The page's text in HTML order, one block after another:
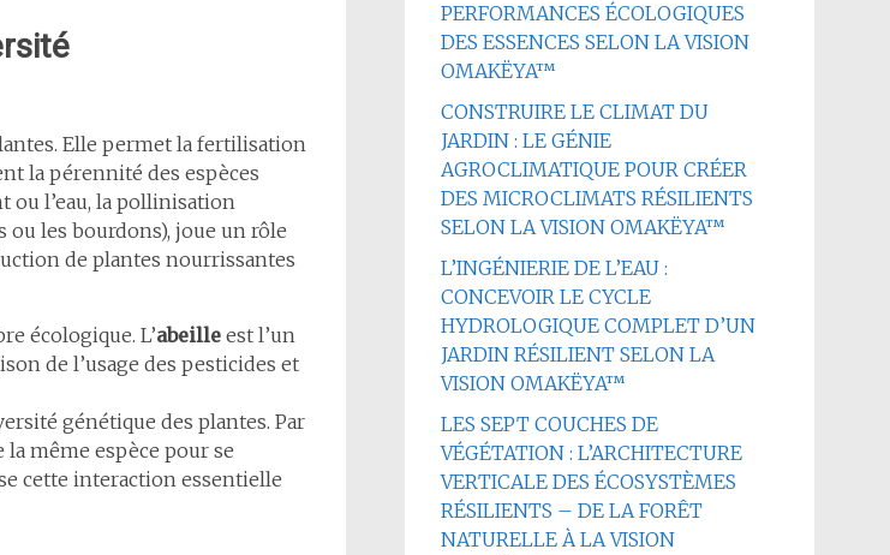
Elle permet la fertilisation
la pérennité des espèces
ou l’eau, la pollinisation
ou les bourdons), joue un rôle
de plantes nourrissantes
écologique. L’abeille est l’un
de l’usage des pesticides et
génétique des plantes. Par
même espèce pour se
cette interaction essentielle
PERFORMANCES ÉCOLOGIQUES
DES ESSENCES SELON LA VISION
OMAKËYA™
CONSTRUIRE LE CLIMAT DU
JARDIN : LE GÉNIE
AGROCLIMATIQUE POUR CRÉER
DES MICROCLIMATS RÉSILIENTS
SELON LA VISION OMAKËYA™
L’INGÉNIERIE DE L’EAU :
CONCEVOIR LE CYCLE
HYDROLOGIQUE COMPLET D’UN
JARDIN RÉSILIENT SELON LA
VISION OMAKËYA™
LES SEPT COUCHES DE
VÉGÉTATION : L’ARCHITECTURE
VERTICALE DES ÉCOSYSTÈMES
RÉSILIENTS – DE LA FORÊT
NATURELLE À LA VISION